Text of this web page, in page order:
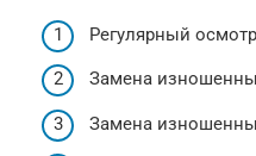
Регулярный
Замена
Замена